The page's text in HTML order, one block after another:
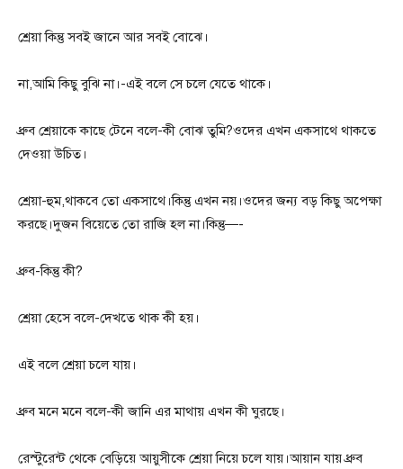
শ্রেয়া কিন্তু সবই জানে আর সবই বোঝে।
না,আমি কিছু বুঝি না।-এই বলে সে চলে যেতে থাকে।
ধ্রুব শ্রেয়াকে কাছে টেনে বলে-কী বোঝ তুমি?ওদের এখন একসাথে থাকতে
দেওয়া উচিত।
শ্রেয়া-হুম,থাকবে তো একসাথে।কিন্তু এখন নয়।ওদের জন্য বড় কিছু অপেক্ষা
করছে।দুজন বিয়েতে তো রাজি হল না।কিন্তু—-
ধ্রুব-কিন্তু কী?
শ্রেয়া হেসে বলে-দেখতে থাক কী হয়।
এই বলে শ্রেয়া চলে যায়।
ধ্রুব মনে মনে বলে-কী জানি এর মাথায় এখন কী ঘুরছে।
রেস্টুরেন্ট থেকে বেড়িয়ে আয়ুসীকে শ্রেয়া নিয়ে চলে যায়।আয়ান যায় ধ্রুব